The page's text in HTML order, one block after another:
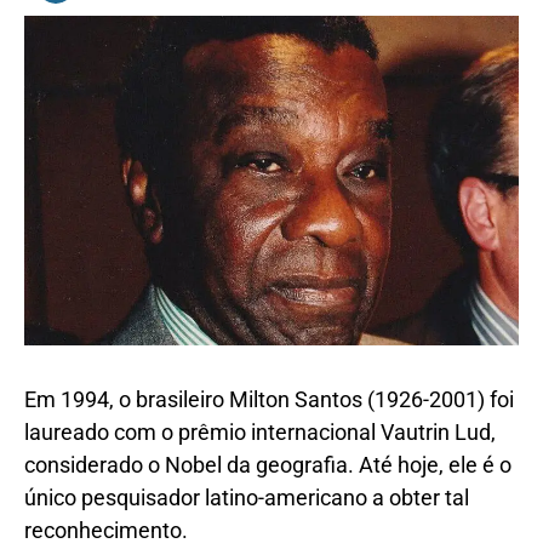
Em 1994, o brasileiro Milton Santos (1926-2001) foi
laureado com o prêmio internacional Vautrin Lud,
considerado o Nobel da geografia. Até hoje, ele é o
único pesquisador latino-americano a obter tal
reconhecimento.